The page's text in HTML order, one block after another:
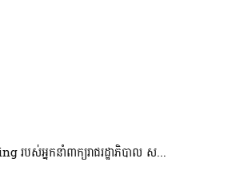
របស់អ្នកនាំពាក្យរាជរដ្ឋាភិបាល ស...